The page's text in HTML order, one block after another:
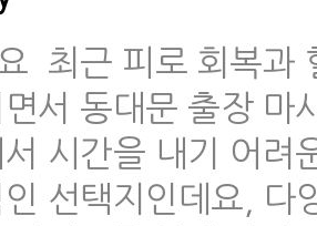
최근 피로 회복과
서 동대문 출장 마
시간을 내기 어려
선택지인데요,